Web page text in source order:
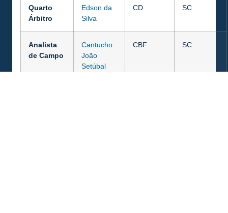
Quarto
Árbitro
Edson da
Silva
CD SC
Analista
de Campo
Cantucho
João
Setúbal
CBF SC